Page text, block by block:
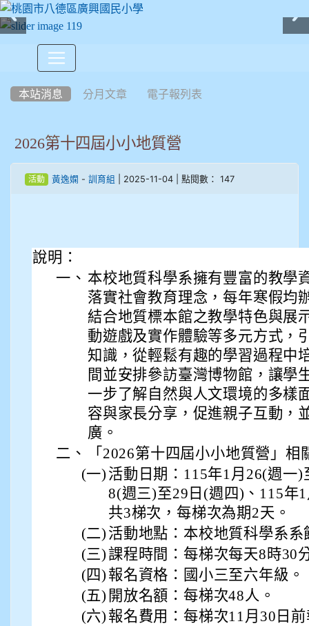
本站消息 分月文章 電子報列表
2026第十四屆小小地質營
活動 黃逸嫻 - 訓育組 | 2025-11-04 | 點閱數： 147
說明：
一、 本校地質科學系擁有豐富的教學
落實社會教育理念，每年寒假均
結合地質標本館之教學特色與展
動遊戲及實作體驗等多元方式，
知識，從輕鬆有趣的學習過程中
間並安排參訪臺灣博物館，讓學
一步了解自然與人文環境的多樣
容與家長分享，促進親子互動，
廣。
二、
「2026第十四屆小小地質營」相
(一) 活動日期：115年1月26(週一
8(週三)至29日(週四)、115年
共3梯次，每梯次為期2天。
(二) 活動地點：本校地質科學系系
(三)課程時間：每梯次每天8時30
(四) 報名資格：國小三至六年級。
(五) 開放名額：每梯次48人。
(六) 報名費用：每梯次11月30日